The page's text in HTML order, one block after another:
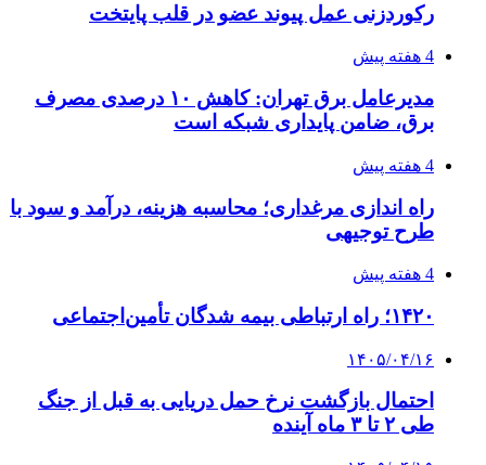
۱۴۰۵/۰۴/۱۵
شکست شاگردان قهرمانی مقابل چین تایپه/ تلاش
برای عنوان یازدهمی
۱۴۰۵/۰۴/۱۵
عاشقانه، دارک رومنس و رمان بدون حذفیات
۱۴۰۵/۰۴/۱۴
راهنمای جامع خرید تجهیزات اندازه گیری؛ چطور
دقیق‌ترین ابزارها را آنلاین بخریم؟
۱۴۰۵/۰۴/۱۴